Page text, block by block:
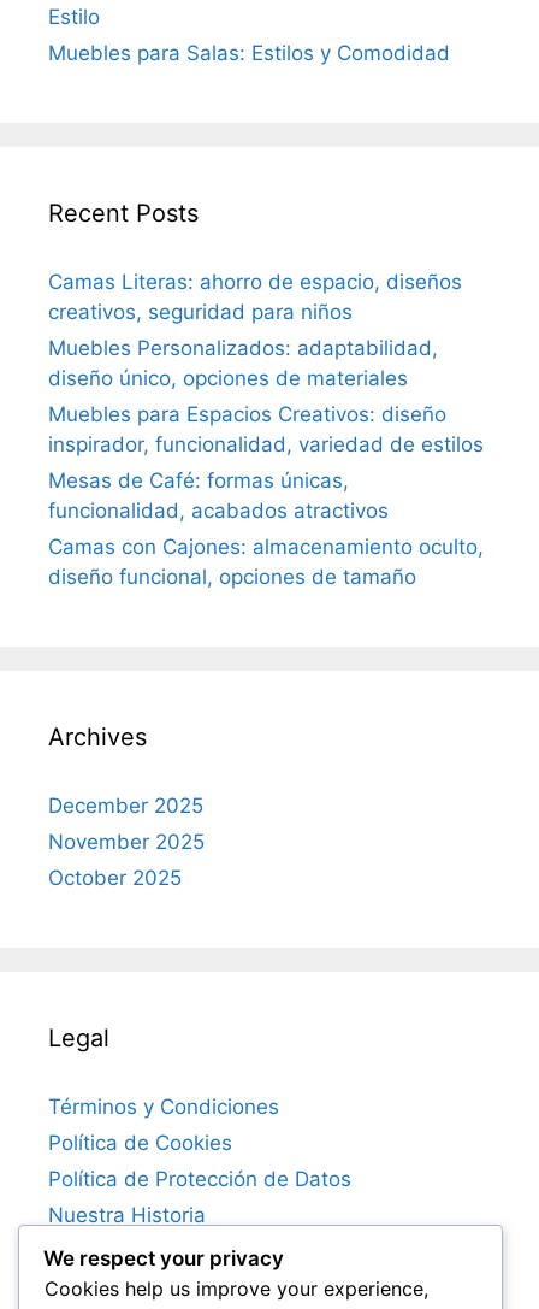
Estilo
Muebles para Salas: Estilos y Comodidad
Recent Posts
Camas Literas: ahorro de espacio, diseños
creativos, seguridad para niños
Muebles Personalizados: adaptabilidad,
diseño único, opciones de materiales
Muebles para Espacios Creativos: diseño
inspirador, funcionalidad, variedad de estilos
Mesas de Café: formas únicas,
funcionalidad, acabados atractivos
Camas con Cajones: almacenamiento oculto,
diseño funcional, opciones de tamaño
Archives
December 2025
November 2025
October 2025
Legal
Términos y Condiciones
Política de Cookies
Política de Protección de Datos
Nuestra Historia
Contacto
We respect your privacy
Cookies help us improve your experience,